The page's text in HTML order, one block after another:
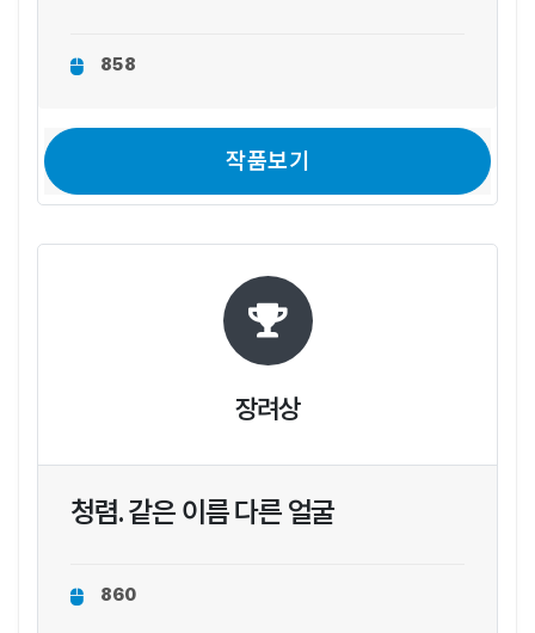
858
작품보기
장려상
청렴. 같은 이름 다른 얼굴
860